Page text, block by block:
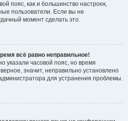
пояс, как и большинство настроек,
пользователи. Если вы не
момент сделать это.
всё равно неправильное!
указали часовой пояс, но время
значит, неправильно установлено
для устранения проблемы.